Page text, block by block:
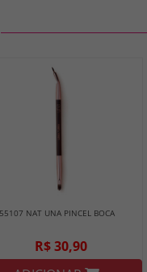
55107 NAT UNA PINCEL BOCA
R$ 30,90